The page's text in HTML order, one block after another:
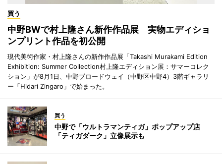
買う
中野BWで村上隆さん新作作品展 実物エディショ
ンプリント作品を初公開
現代美術作家・村上隆さんの新作作品展「Takashi Murakami Edition
Exhibition: Summer Collection村上隆エディション展：サマーコレク
ション」が8月1日、中野ブロードウェイ（中野区中野4）3階ギャラリ
ー「Hidari Zingaro」で始まった。
買う
中野で「ウルトラマンティガ」ポップアップ店
「ティガダーク」立像展示も